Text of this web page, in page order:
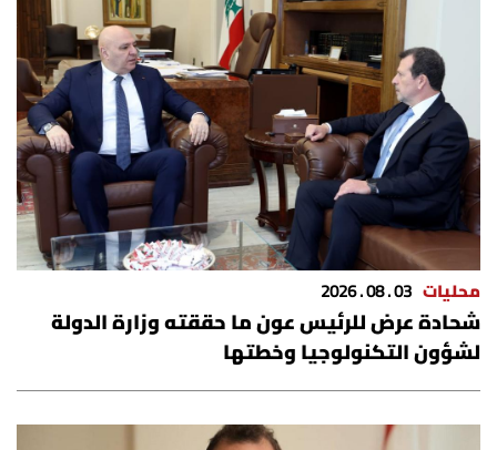
محليات 03 . 08 . 2026
شحادة عرض للرئيس عون ما حققته وزارة الدولة
لشؤون التكنولوجيا وخطتها